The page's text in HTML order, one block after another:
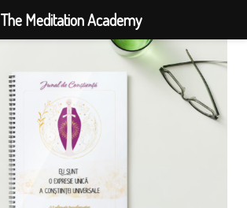
The Meditation Academy